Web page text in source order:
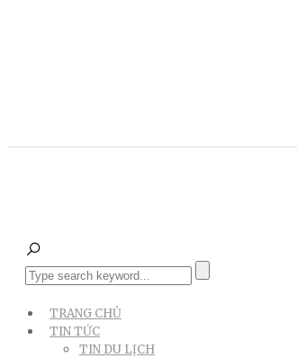
TRANG CHỦ
TIN TỨC
TIN DU LỊCH